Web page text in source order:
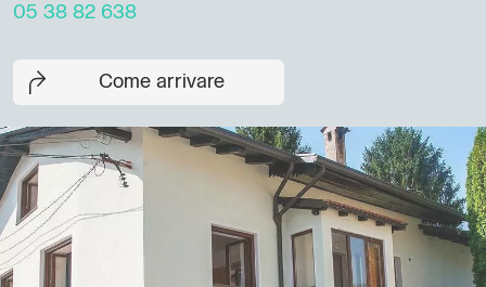
05 38 82 638
Come arrivare